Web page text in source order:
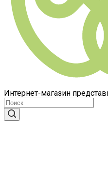
Интернет-магазин